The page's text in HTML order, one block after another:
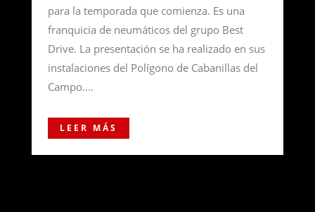
para la temporada que comienza. Es una
franquicia de neumáticos del grupo Best
Drive. La presentación se ha realizado en sus
instalaciones del Polígono de Cabanillas del
Campo....
LEER MÁS